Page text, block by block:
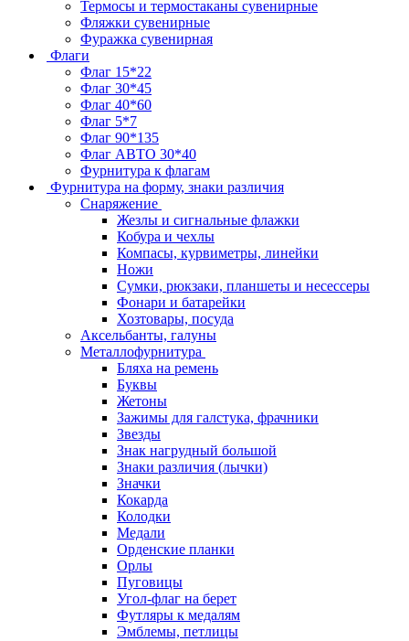
Термосы и термостаканы сувенирные
Фляжки сувенирные
Фуражка сувенирная
Флаги
Флаг 15*22
Флаг 30*45
Флаг 40*60
Флаг 5*7
Флаг 90*135
Флаг АВТО 30*40
Фурнитура к флагам
Фурнитура на форму, знаки различия
Снаряжение
Жезлы и сигнальные флажки
Кобура и чехлы
Компасы, курвиметры, линейки
Ножи
Сумки, рюкзаки, планшеты и несессеры
Фонари и батарейки
Хозтовары, посуда
Аксельбанты, галуны
Металлофурнитура
Бляха на ремень
Буквы
Жетоны
Зажимы для галстука, фрачники
Звезды
Знак нагрудный большой
Знаки различия (лычки)
Значки
Кокарда
Колодки
Медали
Орденские планки
Орлы
Пуговицы
Угол-флаг на берет
Футляры к медалям
Эмблемы, петлицы